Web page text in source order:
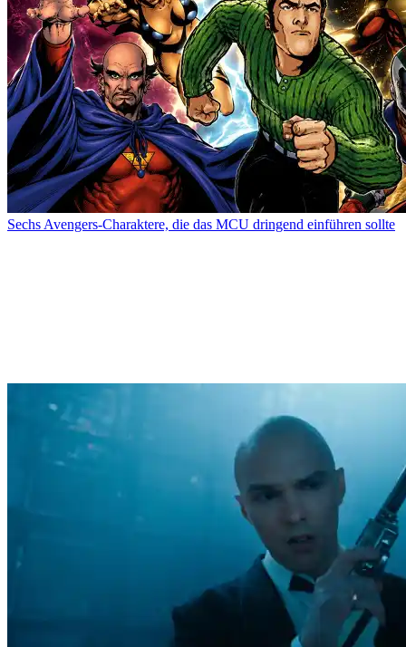
Sechs Avengers-Charaktere, die das MCU dringend einführen sollte